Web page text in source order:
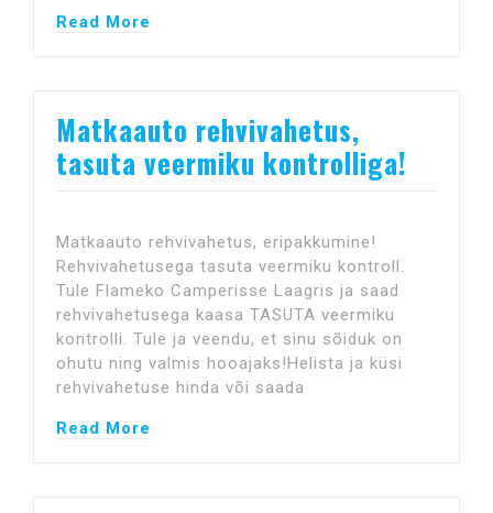
Read More
Matkaauto rehvivahetus,
tasuta veermiku kontrolliga!
Matkaauto rehvivahetus, eripakkumine!
Rehvivahetusega tasuta veermiku kontroll.
Tule Flameko Camperisse Laagris ja saad
rehvivahetusega kaasa TASUTA veermiku
kontrolli. Tule ja veendu, et sinu sõiduk on
ohutu ning valmis hooajaks!Helista ja küsi
rehvivahetuse hinda või saada
Read More